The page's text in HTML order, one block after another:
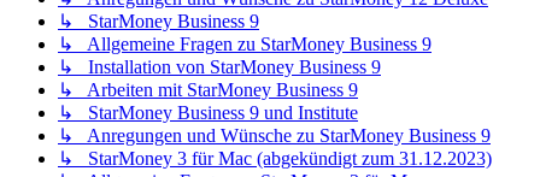
↳ StarMoney Business 9
↳ Allgemeine Fragen zu StarMoney Business 9
↳ Installation von StarMoney Business 9
↳ Arbeiten mit StarMoney Business 9
↳ StarMoney Business 9 und Institute
↳ Anregungen und Wünsche zu StarMoney Business 9
↳ StarMoney 3 für Mac (abgekündigt zum 31.12.2023)